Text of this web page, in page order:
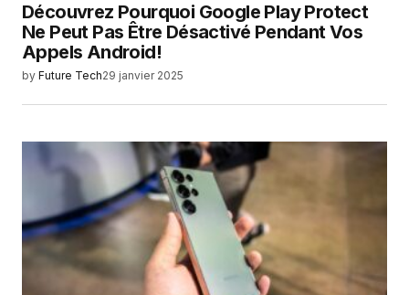
Découvrez Pourquoi Google Play Protect
Ne Peut Pas Être Désactivé Pendant Vos
Appels Android!
by Future Tech29 janvier 2025